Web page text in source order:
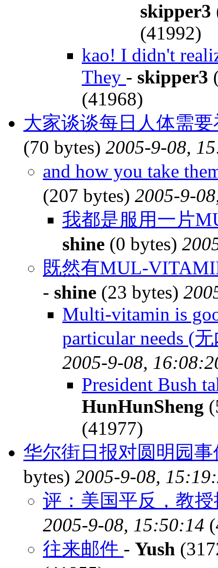
skipper3
(41992)
kao! I didn't
They - skipper3
(41968)
大家谈谈每日人体需
(70 bytes) 2005-9-08,
and how you take
(207 bytes) 2005-9-
我都是服用一片
shine (0 bytes)
既然有MUL-
- shine (23 bytes)
Multi-vitamin is
particular needs (
2005-9-08,
President Bush
HunHunSheng
(41977)
华尔街日报对圆明园
bytes) 2005-9-08,
评：美国平反，教
2005-9-08, 15:50:14
往来邮件 - Yush